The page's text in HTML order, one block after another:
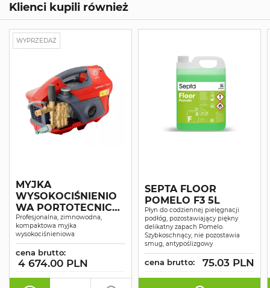
Klienci kupili również
WYPRZEDAŻ
MYJKA
WYSOKOCIŚNIENIO
WA PORTOTECNICA
SUPERJET 1609P
Profesjonalna, zimnowodna,
kompaktowa myjka
wysokociśnieniowa
cena brutto:
4 674.00 PLN
SEPTA FLOOR
POMELO F3 5L
Płyn do codziennej pielęgnacji
podłóg, pozostawiający piękny
delikatny zapach Pomelo.
Szybkoschnący, nie pozostawia
smug, antypoślizgowy
cena brutto: 75.03 PLN